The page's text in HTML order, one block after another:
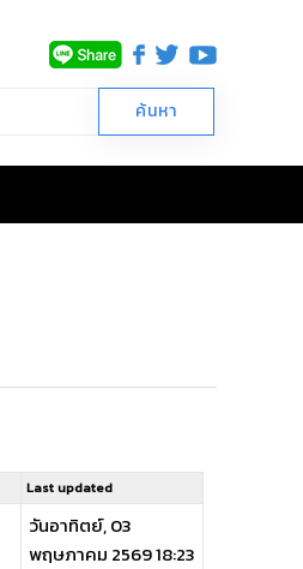
Last updated
วันอาทิตย์, 03
พฤษภาคม 2569 18:23